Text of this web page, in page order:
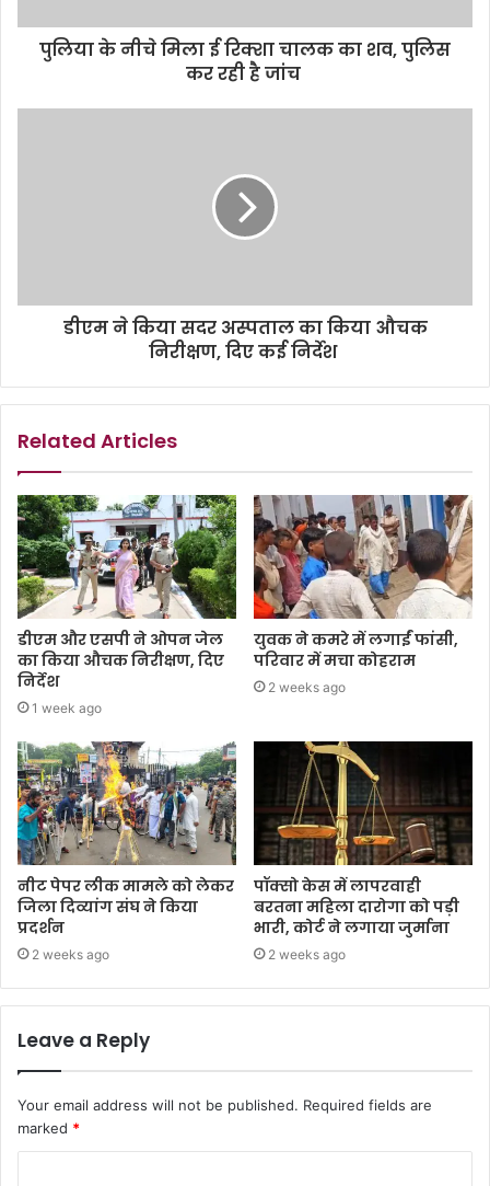
पुलिया के नीचे मिला ई रिक्शा चालक का शव, पुलिस
कर रही है जांच
डीएम ने किया सदर अस्पताल का किया औचक
निरीक्षण, दिए कई निर्देश
Related Articles
डीएम और एसपी ने ओपन जेल
का किया औचक निरीक्षण, दिए
निर्देश
1 week ago
युवक ने कमरे में लगाईं फांसी,
परिवार में मचा कोहराम
2 weeks ago
नीट पेपर लीक मामले को लेकर
जिला दिव्यांग संघ ने किया
प्रदर्शन
2 weeks ago
पॉक्सो केस में लापरवाही
बरतना महिला दारोगा को पड़ी
भारी, कोर्ट ने लगाया जुर्माना
2 weeks ago
Leave a Reply
Your email address will not be published. Required fields are
marked *